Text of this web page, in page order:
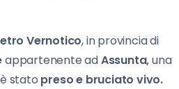
Vernotico, in provincia di
appartenente adAssunta,una
stato preso e bruciato vivo.